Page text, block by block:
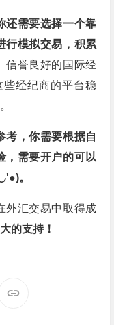
还需要选择一个靠
行模拟交易，积累
信誉良好的国际经
些经纪商的平台稳
考，你需要根据自
，需要开户的可以
。
外汇交易中取得成
的支持！